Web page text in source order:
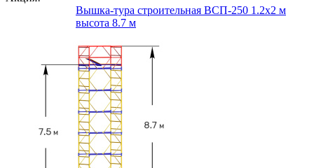
Вышка-тура строительная ВСП-250 1.2х2 м
высота 8.7 м